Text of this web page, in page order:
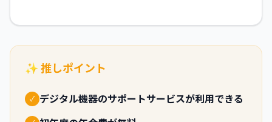
✨ 推しポイント
✓ デジタル機器のサポートサービスが利用できる